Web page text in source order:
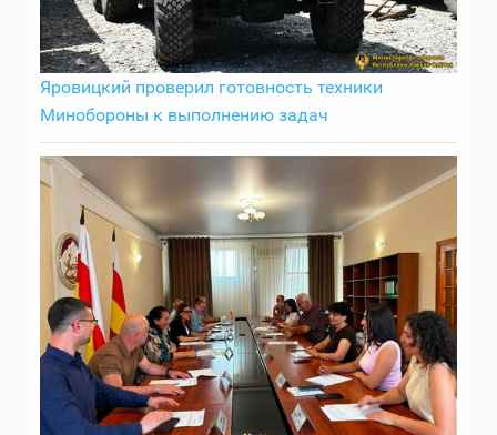
Яровицкий проверил готовность техники
Минобороны к выполнению задач